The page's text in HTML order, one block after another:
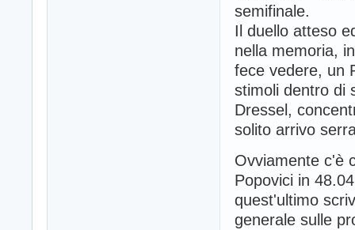
semifinale.
Il duello atteso
nella memoria,
fece vedere, un
stimoli dentro di
Dressel,
solito arrivo
Ovviamente c'è
Popovici in
quest'ultimo
generale sulle